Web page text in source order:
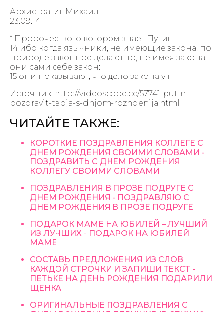
Архистратиг Михаил
23.09.14
* Пророчество, о котором знает Путин
14 ибо когда язычники, не имеющие закона, по
природе законное делают, то, не имея закона,
они сами себе закон:
15 они показывают, что дело закона у н
Источник: http://videoscope.cc/57741-putin-
pozdravit-tebja-s-dnjom-rozhdenija.html
ЧИТАЙТЕ ТАКЖЕ:
КОРОТКИЕ ПОЗДРАВЛЕНИЯ КОЛЛЕГЕ С
ДНЕМ РОЖДЕНИЯ СВОИМИ СЛОВАМИ -
ПОЗДРАВИТЬ С ДНЕМ РОЖДЕНИЯ
КОЛЛЕГУ СВОИМИ СЛОВАМИ
ПОЗДРАВЛЕНИЯ В ПРОЗЕ ПОДРУГЕ С
ДНЕМ РОЖДЕНИЯ - ПОЗДРАВЛЯЮ С
ДНЕМ РОЖДЕНИЯ В ПРОЗЕ ПОДРУГЕ
ПОДАРОК МАМЕ НА ЮБИЛЕЙ – ЛУЧШИЙ
ИЗ ЛУЧШИХ - ПОДАРОК НА ЮБИЛЕЙ
МАМЕ
СОСТАВЬ ПРЕДЛОЖЕНИЯ ИЗ СЛОВ
КАЖДОЙ СТРОЧКИ И ЗАПИШИ ТЕКСТ -
ПЕТЬКЕ НА ДЕНЬ РОЖДЕНИЯ ПОДАРИЛИ
ЩЕНКА
ОРИГИНАЛЬНЫЕ ПОЗДРАВЛЕНИЯ С